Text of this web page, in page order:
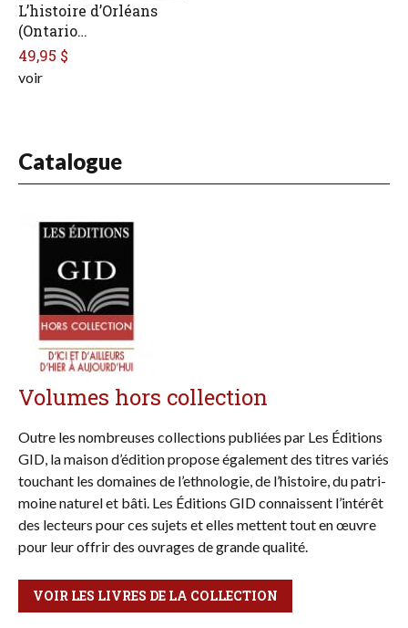
L’histoire d’Orléans
(Ontario…
49,95 $
voir
Catalogue
Volumes hors collection
Outre les nombreuses col­lections publiées par Les Éditions
GID, la maison d’édition pro­pose également des titres va­riés
touchant les do­maines de l’ethnologie, de l’histoire, du patri­
moine naturel et bâti. Les Éditions GID connais­sent l’inté­rêt
des lec­teurs pour ces sujets et elles mettent tout en œuvre
pour leur offrir des ou­vra­ges de grande qualité.
VOIR LES LIVRES DE LA COLLECTION